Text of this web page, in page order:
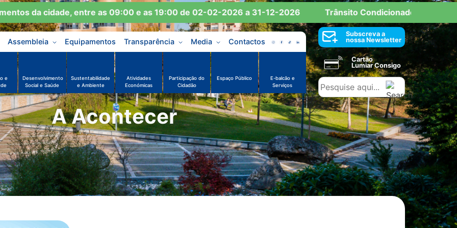
da cidade, entre as 09:00 e as 19:00 de 02-02-2026 a 31-12-2026 Trânsito Condicionado: Reserva
Assembleia Equipamentos Transparência Media Contactos
e
Desenvolvimento
Social e Saúde
Sustentabilidade
e Ambiente
Atividades
Económicas
Participação do
Cidadão
Espaço Público
E-balcão e
Serviços
Subscreva a
nossa Newsletter
Cartão
Lumiar Consigo
A Acontecer